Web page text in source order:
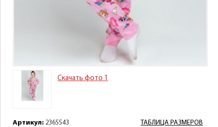
Скачать фото 1
ТАБЛИЦА РАЗМЕРОВ
Артикул: 2365543